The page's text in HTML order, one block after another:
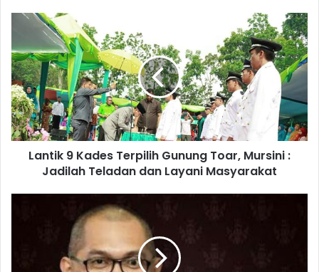
Lantik 9 Kades Terpilih Gunung Toar, Mursini :
Jadilah Teladan dan Layani Masyarakat